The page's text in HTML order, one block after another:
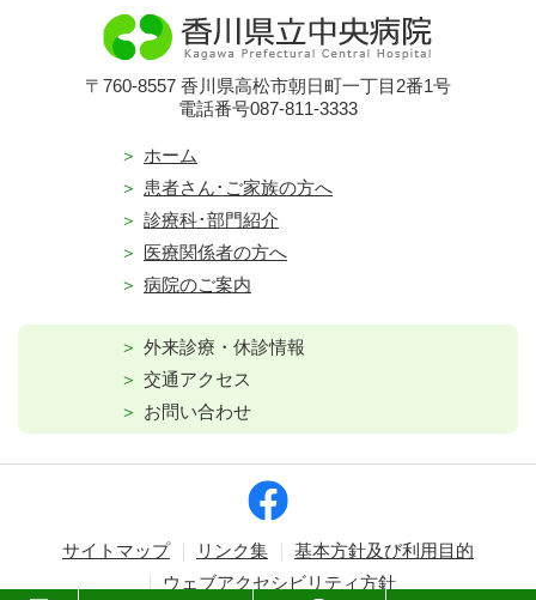
〒760-8557 香川県高松市朝日町一丁目2番1号
電話番号087-811-3333
ホーム
患者さん･ご家族の方へ
診療科･部門紹介
医療関係者の方へ
病院のご案内
外来診療・休診情報
交通アクセス
お問い合わせ
サイトマップ リンク集
基本方針及び利用目的
ウェブアクセシビリティ方針